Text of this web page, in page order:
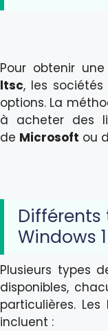
Pour obtenir une
ltsc, les
options. La
à acheter des
de Microsoft ou
Différents
Windows
Plusieurs types
disponibles,
particulières.
incluent :